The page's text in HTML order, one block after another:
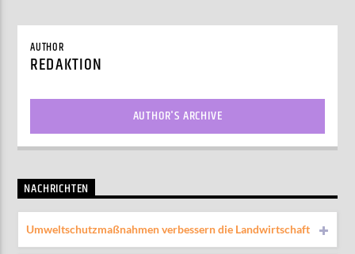
ZU HÖREN IN
AUTHOR
REDAKTION
AUTHOR'S ARCHIVE
NACHRICHTEN
Umweltschutzmaßnahmen verbessern die Landwirtschaft